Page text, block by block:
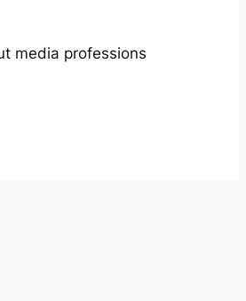
media professions